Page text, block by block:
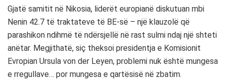
Gjatë samitit në Nikosia, liderët europianë diskutuan mbi
Nenin 42.7 të traktateve të BE-së – një klauzolë që
parashikon ndihmë të ndërsjellë në rast sulmi ndaj një shteti
anëtar. Megjithatë, siç theksoi presidentja e Komisionit
Evropian Ursula von der Leyen, problemi nuk është mungesa
e rregullave… por mungesa e qartësisë në zbatim.